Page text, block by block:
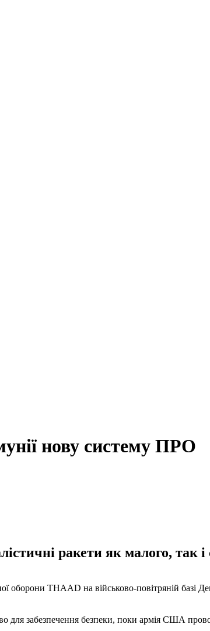
нову систему ПРО
ракети як малого, так і
оборони THAAD на військово-повітряній базі
для забезпечення безпеки, поки армія США